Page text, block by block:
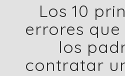
Los 10
errores
los
contratar